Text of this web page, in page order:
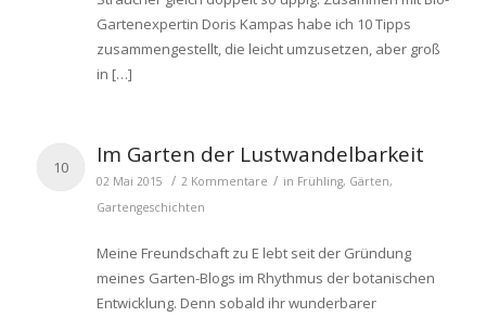
Gartenexpertin Doris Kampas habe ich 10 Tipps
zusammengestellt, die leicht umzusetzen, aber groß
in […]
10 Im Garten der Lustwandelbarkeit
02 Mai 2015 / 2 Kommentare / in Frühling, Gärten,
Gartengeschichten
Meine Freundschaft zu E lebt seit der Gründung
meines Garten-Blogs im Rhythmus der botanischen
Entwicklung. Denn sobald ihr wunderbarer